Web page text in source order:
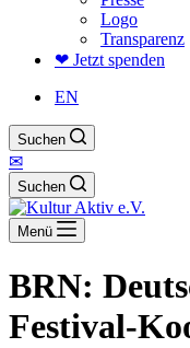
Logo
Transparenz
❤ Jetzt spenden
EN
Suchen
✉
Suchen
Menü
BRN:
Festival-